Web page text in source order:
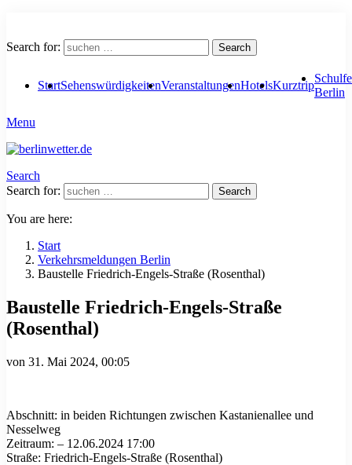
Search for: Search
StartSehenswürdigkeitenVeranstaltungenHotelsKurztrip
Berlin
Menu
Search
Search for:
Search
You are here:
Start
Verkehrsmeldungen Berlin
Baustelle Friedrich-Engels-Straße (Rosenthal)
Baustelle Friedrich-Engels-Straße
(Rosenthal)
von 31. Mai 2024, 00:05
Abschnitt: in beiden Richtungen zwischen Kastanienallee und
Nesselweg
Zeitraum: – 12.06.2024 17:00
Straße: Friedrich-Engels-Straße (Rosenthal)